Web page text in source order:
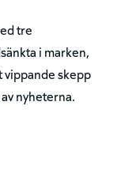
tre
i marken,
skepp
nyheterna.